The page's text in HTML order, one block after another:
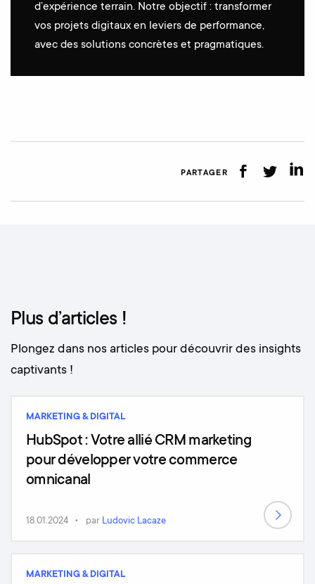
d’expérience terrain. Notre objectif : transformer
vos projets digitaux en leviers de performance,
avec des solutions concrètes et pragmatiques.
PARTAGER
Plus d’articles !
Plongez dans nos articles pour découvrir des insights
captivants !
MARKETING & DIGITAL
HubSpot : Votre allié CRM marketing
pour développer votre commerce
omnicanal
18.01.2024 par Ludovic Lacaze
MARKETING & DIGITAL